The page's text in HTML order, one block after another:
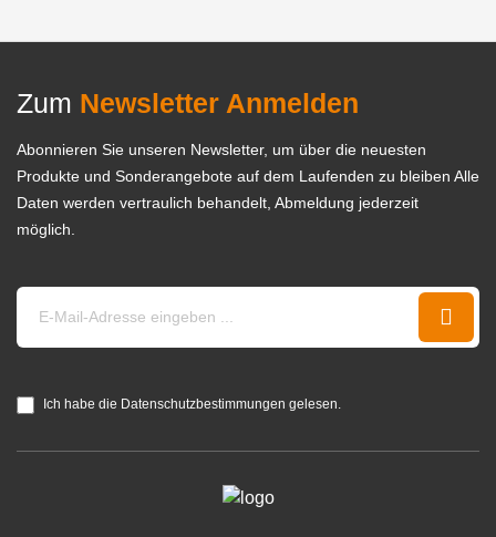
Zum Newsletter Anmelden
Abonnieren Sie unseren Newsletter, um über die neuesten
Produkte und Sonderangebote auf dem Laufenden zu bleiben Alle
Daten werden vertraulich behandelt, Abmeldung jederzeit
möglich.
Ich habe die Datenschutzbestimmungen gelesen.